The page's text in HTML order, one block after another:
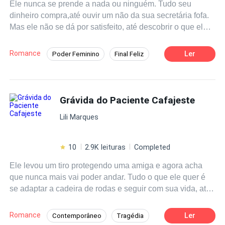
completamente apaixonado por uma rapariga de vinte
anos, que para além de tudo era filha do seu melhor
amigo e antigo polícia das forças especiais italianas, e
se fosse um tio. Não compreendia realmente quem tinha
colocado uma maldição na sua vida para nunca ser feliz.
Ele nunca se prende a nada ou ninguém. Tudo seu
dinheiro compra,até ouvir um não da sua secretária fofa.
Mas ele não se dá por satisfeito, até descobrir o que ela
Romance Poder Feminino Final Feliz
Romance no Trabalho
POV em Primeira Pessoa
Ler
Grávida do Paciente Cafajeste
Lili Marques
10 2.9K leituras Completed
Ele levou um tiro protegendo uma amiga e agora acha
que nunca mais vai poder andar. Tudo o que ele quer é
se adaptar a cadeira de rodas e seguir com sua vida, até
acabou de ser demitida e precisa muito do emprego para
Romance Contemporâneo Tragédia Ler